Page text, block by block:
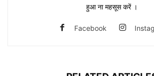
हुआ ना महसूस करें ।
Facebook